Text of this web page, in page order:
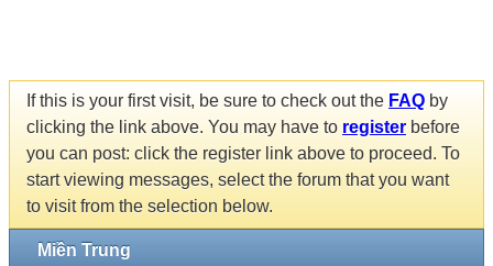
If this is your first visit, be sure to check out the FAQ by
clicking the link above. You may have to register before
you can post: click the register link above to proceed. To
start viewing messages, select the forum that you want
to visit from the selection below.
Miền Trung